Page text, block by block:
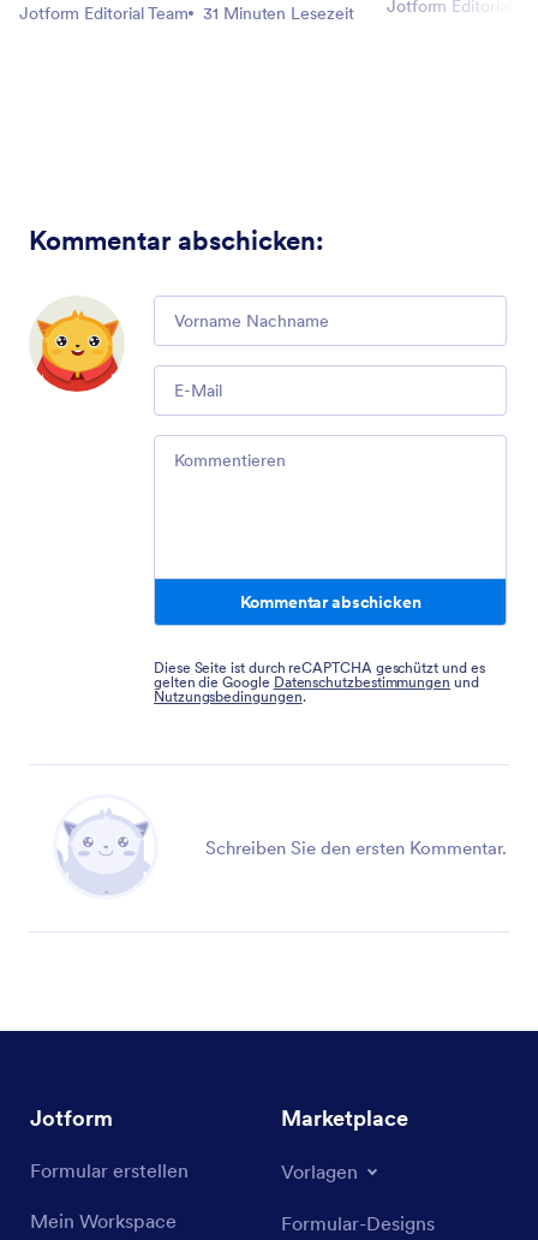
Jotform Editorial Team 31 Minuten Lesezeit Jotform Editorial
Kommentar abschicken:
Comment
Email
Comment
Kommentar abschicken
Diese Seite ist durch reCAPTCHA geschützt und es
gelten die Google Datenschutzbestimmungen und
Nutzungsbedingungen.
Schreiben Sie den ersten Kommentar.
Jotform
Formular erstellen
Mein Workspace
Marketplace
Vorlagen
Formular-Designs